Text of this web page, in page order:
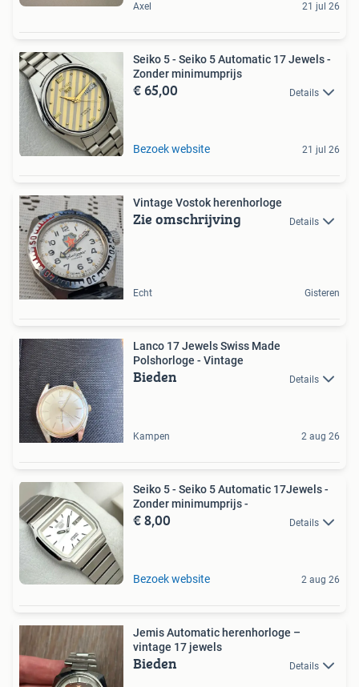
Axel 21 jul 26
Seiko 5 - Seiko 5 Automatic 17 Jewels -
Zonder minimumprijs
€ 65,00 Details
Bezoek website 21 jul 26
Vintage Vostok herenhorloge
Zie omschrijving Details
Echt Gisteren
Lanco 17 Jewels Swiss Made
Polshorloge - Vintage
Bieden Details
Kampen 2 aug 26
Seiko 5 - Seiko 5 Automatic 17Jewels -
Zonder minimumprijs -
€ 8,00 Details
Bezoek website 2 aug 26
Jemis Automatic herenhorloge –
vintage 17 jewels
Bieden Details